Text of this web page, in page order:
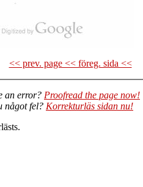
<< prev. page << föreg. sida <<
an error? Proofread the page now!
något fel? Korrekturläs sidan nu!